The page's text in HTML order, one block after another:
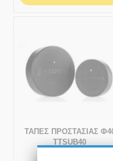
ΤΑΠΕΣ ΠΡΟΣΤΑΣΙΑΣ
TTSUB40